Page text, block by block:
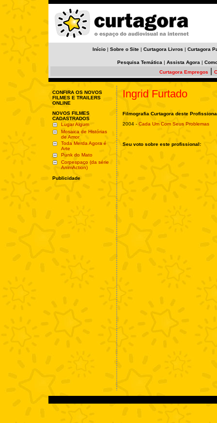
Início | Sobre o Site | Curtagora Livros | Curtagora
Pesquisa Temática | Assista Agora |
Curtagora Empregos
CONFIRA OS NOVOS
FILMES E TRAILERS
ONLINE
NOVOS FILMES
CADASTRADOS
Lugar Algum
Mosaica de Histórias
de Amor
Toda Merda Agora é
Arte
Punk do Mato
Corpespaço (da série
AnimAction)
Publicidade
Ingrid Furtado
Filmografia Curtagora deste
2004 - Cada Um Com Seus Problemas
Seu voto sobre este profissional: